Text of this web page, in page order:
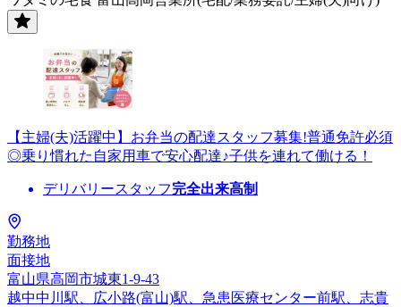
【主婦(夫)活躍中】お弁当の配達スタッフ募集!普通免許必須
◎乗り慣れた自家用車で安心配達♪子供を連れて働ける！
デリバリースタッフ完全出来高制
勤務地
面接地
富山県高岡市城東1-9-43
越中中川駅、広小路(富山)駅、急患医療センター前駅、志貴